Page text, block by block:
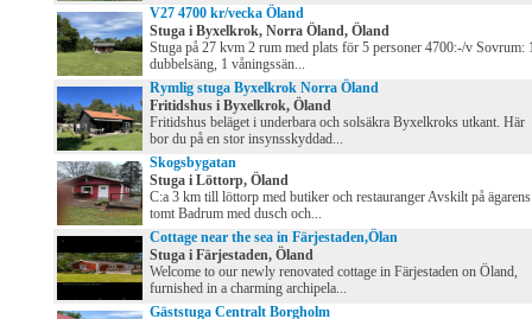
V27 4700 kr/vecka Öland
Stuga i Byxelkrok, Norra Öland, Öland
Stuga på 27 kvm 2 rum med plats för 5 personer 4700:-/v Sovrum:
dubbelsäng, 1 våningssän...
Rymlig stuga Byxelkrok Norra Öland
Fritidshus i Byxelkrok, Öland
Fritidshus beläget i underbara och solsäkra Byxelkroks utkant. Här
bor du på en stor insynsskyddad...
Skogsbygatan
Stuga i Löttorp, Öland
C:a 3 km till löttorp med butiker och restauranger Avskilt på ägarens
tomt Badrum med dusch och...
Cottage near the sea in Färjestaden,Ölan
Stuga i Färjestaden, Öland
Welcome to our newly renovated cottage in Färjestaden on Öland,
furnished in a charming archipela...
Gäststuga Centralt Borgholm